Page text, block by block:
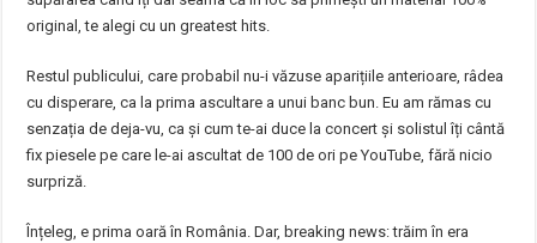
original, te alegi cu un greatest hits.
Restul publicului, care probabil nu-i văzuse aparițiile anterioare, râdea
cu disperare, ca la prima ascultare a unui banc bun. Eu am rămas cu
senzația de deja-vu, ca și cum te-ai duce la concert și solistul îți cântă
fix piesele pe care le-ai ascultat de 100 de ori pe YouTube, fără nicio
surpriză.
Înțeleg, e prima oară în România. Dar, breaking news: trăim în era